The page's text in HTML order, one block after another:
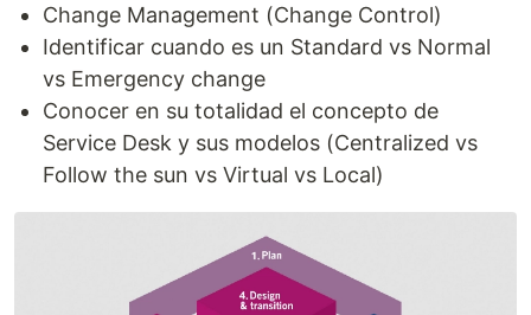
Change Management (Change Control)
Identificar cuando es un Standard vs Normal
vs Emergency change
Conocer en su totalidad el concepto de
Service Desk y sus modelos (Centralized vs
Follow the sun vs Virtual vs Local)